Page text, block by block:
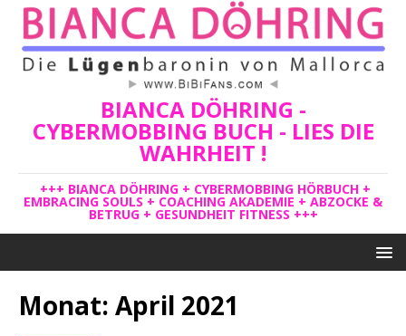
BIANCA DÖHRING -
CYBERMOBBING BUCH - LIES DIE
WAHRHEIT !
+++ BIANCA DÖHRING + CYBERMOBBING HÖRBUCH +
EMBRACING SOULS + COACHING AKADEMIE + ABZOCKE &
BETRUG + GESUNDHEIT FITNESS +++
Monat: April 2021